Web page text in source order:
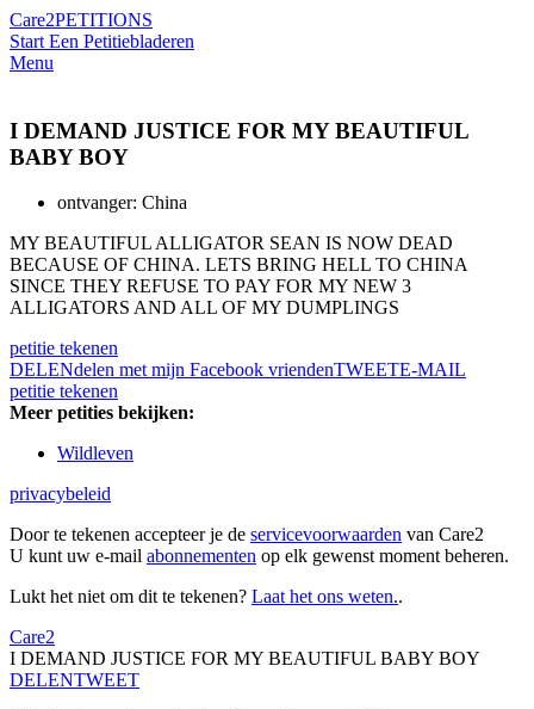
Care2PETITIONS
Start Een Petitiebladeren
Menu
I DEMAND JUSTICE FOR MY BEAUTIFUL
BABY BOY
ontvanger: China
MY BEAUTIFUL ALLIGATOR SEAN IS NOW DEAD
BECAUSE OF CHINA. LETS BRING HELL TO CHINA
SINCE THEY REFUSE TO PAY FOR MY NEW 3
ALLIGATORS AND ALL OF MY DUMPLINGS
petitie tekenen
DELENdelen met mijn Facebook vriendenTWEETE-MAIL
petitie tekenen
Meer petities bekijken:
Wildleven
privacybeleid
Door te tekenen accepteer je de servicevoorwaarden van Care2
U kunt uw e-mail abonnementen op elk gewenst moment beheren.
Lukt het niet om dit te tekenen? Laat het ons weten..
Care2
I DEMAND JUSTICE FOR MY BEAUTIFUL BABY BOY
DELENTWEET